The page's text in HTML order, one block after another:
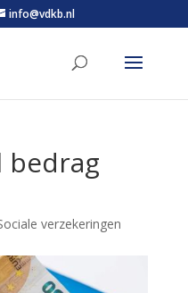
info@vdkb.nl
verzekeringen